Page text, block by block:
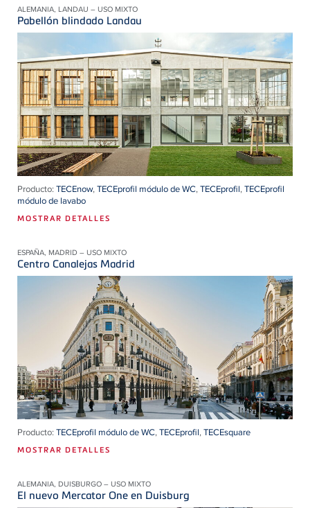
ALEMANIA, LANDAU – USO MIXTO
Pabellón blindado Landau
Producto: TECEnow,TECEprofil módulo de WC,TECEprofil,TECEprofil
módulo de lavabo
MOSTRAR DETALLES
ESPAÑA, MADRID – USO MIXTO
Centro Canalejas Madrid
Producto: TECEprofil módulo de WC,TECEprofil,TECEsquare
MOSTRAR DETALLES
ALEMANIA, DUISBURGO – USO MIXTO
El nuevo Mercator One en Duisburg